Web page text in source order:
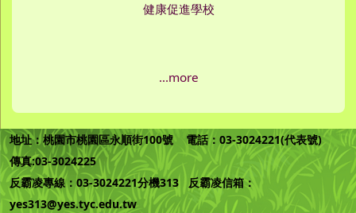
健康促進學校
...more
地址：桃園市桃園區永順街100號 電話：03-3024221(代表號)
傳真:03-3024225
反霸凌專線：03-3024221分機313 反霸凌信箱：
yes313@yes.tyc.edu.tw